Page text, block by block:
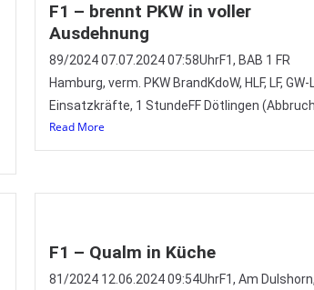
F1 – brennt PKW in voller
Ausdehnung
89/2024 07.07.2024 07:58UhrF1, BAB 1 FR
Hamburg, verm. PKW BrandKdoW, HLF, LF, GW-
Einsatzkräfte, 1 StundeFF Dötlingen
Read More
F1 – Qualm in Küche
81/2024 12.06.2024 09:54UhrF1, Am Dulshorn,